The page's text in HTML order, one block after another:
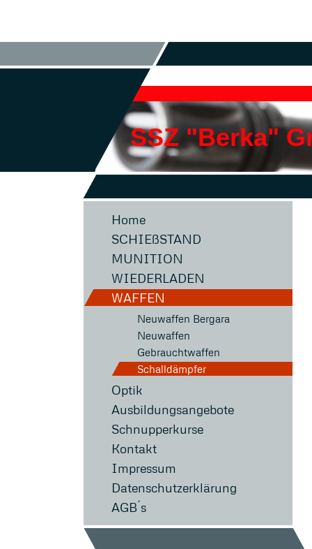
SSZ "Berka"
Home
SCHIEßSTAND
MUNITION
WIEDERLADEN
WAFFEN
Neuwaffen Bergara
Neuwaffen
Gebrauchtwaffen
Schalldämpfer
Optik
Ausbildungsangebote
Schnupperkurse
Kontakt
Impressum
Datenschutzerklärung
AGB´s